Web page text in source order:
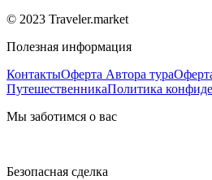
© 2023 Traveler.market
Полезная информация
КонтактыОферта Автора тура
ПутешественникаПолитика
Мы заботимся о вас
Безопасная сделка